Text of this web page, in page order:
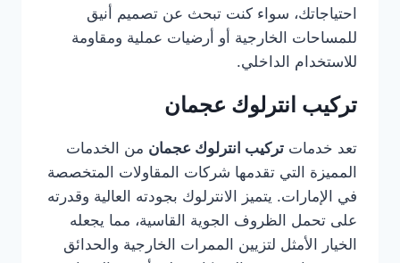
احتياجاتك، سواء كنت تبحث عن تصميم أنيق
للمساحات الخارجية أو أرضيات عملية ومقاومة
للاستخدام الداخلي.
تركيب انترلوك عجمان
تعد خدمات تركيب انترلوك عجمان من الخدمات
المميزة التي تقدمها شركات المقاولات المتخصصة
في الإمارات. يتميز الانترلوك بجودته العالية وقدرته
على تحمل الظروف الجوية القاسية، مما يجعله
الخيار الأمثل لتزيين الممرات الخارجية والحدائق